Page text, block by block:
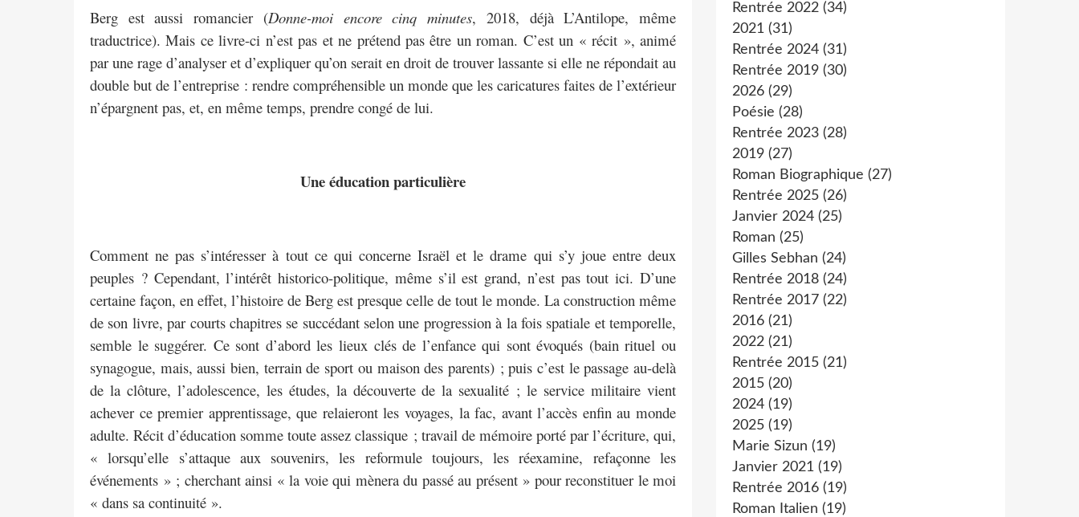
Berg est aussi romancier (Donne-moi encore cinq minutes, 2018, déjà L’Antilope, même
traductrice). Mais ce livre-ci n’est pas et ne prétend pas être un roman. C’est un « récit », animé
par une rage d’analyser et d’expliquer qu’on serait en droit de trouver lassante si elle ne répondait au
double but de l’entreprise : rendre compréhensible un monde que les caricatures faites de l’extérieur
n’épargnent pas, et, en même temps, prendre congé de lui.
Une éducation particulière
Comment ne pas s’intéresser à tout ce qui concerne Israël et le drame qui s’y joue entre deux
peuples ? Cependant, l’intérêt historico-politique, même s’il est grand, n’est pas tout ici. D’une
certaine façon, en effet, l’histoire de Berg est presque celle de tout le monde. La construction même
de son livre, par courts chapitres se succédant selon une progression à la fois spatiale et temporelle,
semble le suggérer. Ce sont d’abord les lieux clés de l’enfance qui sont évoqués (bain rituel ou
synagogue, mais, aussi bien, terrain de sport ou maison des parents) ; puis c’est le passage au-delà
de la clôture, l’adolescence, les études, la découverte de la sexualité ; le service militaire vient
achever ce premier apprentissage, que relaieront les voyages, la fac, avant l’accès enfin au monde
adulte. Récit d’éducation somme toute assez classique ; travail de mémoire porté par l’écriture, qui,
« lorsqu’elle s’attaque aux souvenirs, les reformule toujours, les réexamine, refaçonne les
événements » ; cherchant ainsi « la voie qui mènera du passé au présent » pour reconstituer le moi
« dans sa continuité ».
Rentrée 2022 (34)
2021 (31)
Rentrée 2024 (31)
Rentrée 2019 (30)
2026 (29)
Poésie (28)
Rentrée 2023 (28)
2019 (27)
Roman Biographique (27)
Rentrée 2025 (26)
Janvier 2024 (25)
Roman (25)
Gilles Sebhan (24)
Rentrée 2018 (24)
Rentrée 2017 (22)
2016 (21)
2022 (21)
Rentrée 2015 (21)
2015 (20)
2024 (19)
2025 (19)
Marie Sizun (19)
Janvier 2021 (19)
Rentrée 2016 (19)
Roman Italien (19)